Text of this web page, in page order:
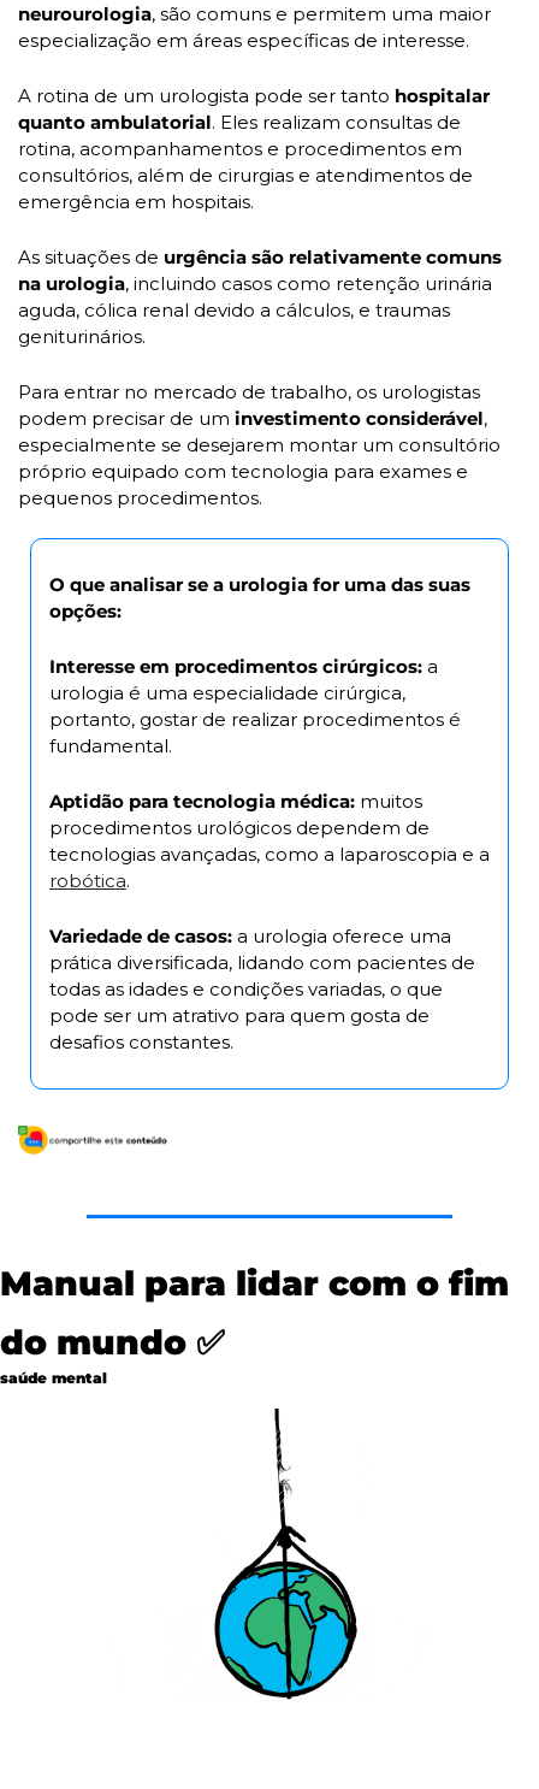
neurourologia, são comuns e permitem uma maior
especialização em áreas específicas de interesse.
A rotina de um urologista pode ser tanto hospitalar
quanto ambulatorial. Eles realizam consultas de
rotina, acompanhamentos e procedimentos em
consultórios, além de cirurgias e atendimentos de
emergência em hospitais.
As situações de urgência são relativamente comuns
na urologia, incluindo casos como retenção urinária
aguda, cólica renal devido a cálculos, e traumas
geniturinários.
Para entrar no mercado de trabalho, os urologistas
podem precisar de um investimento considerável,
especialmente se desejarem montar um consultório
próprio equipado com tecnologia para exames e
pequenos procedimentos.
O que analisar se a urologia for uma das suas
opções:
Interesse em procedimentos cirúrgicos: a
urologia é uma especialidade cirúrgica,
portanto, gostar de realizar procedimentos é
fundamental.
Aptidão para tecnologia médica: muitos
procedimentos urológicos dependem de
robótica.
Variedade de casos: a urologia oferece uma
prática diversificada, lidando com pacientes de
todas as idades e condições variadas, o que
pode ser um atrativo para quem gosta de
desafios constantes.
Manual para lidar com o fim
do mundo ✅
saúde mental